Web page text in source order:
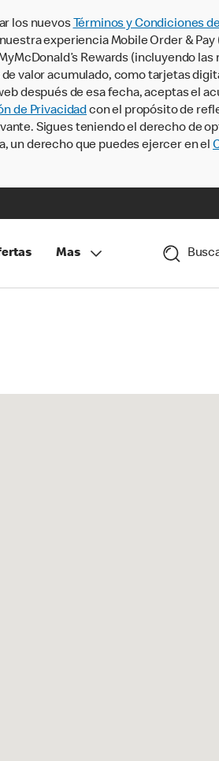
los nuevos Términos y Condiciones
experiencia Mobile Order &
Rewards (incluyendo las
valor acumulado, como tarjetas
después de esa fecha, aceptas el
de Privacidadcon el propósito de
Sigues teniendo el derecho de
un derecho que puedes ejercer en el
Mas